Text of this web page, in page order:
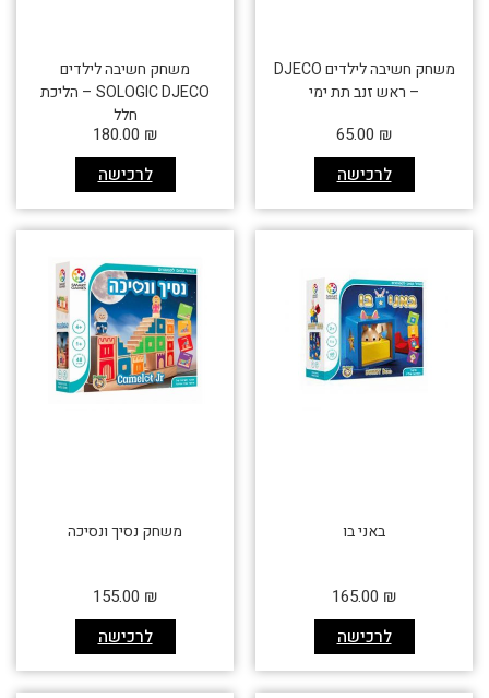
משחק חשיבה לילדים DJECO
– ראש זנב תת ימי
לרכישה
65.00 ₪
משחק חשיבה לילדים
SOLOGIC DJECO – הליכת
חלל
לרכישה
180.00 ₪
באני בו
לרכישה
165.00 ₪
משחק נסיך ונסיכה
לרכישה
155.00 ₪